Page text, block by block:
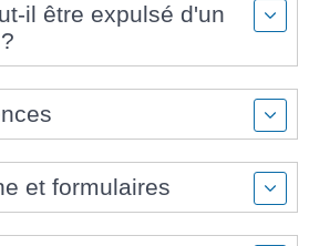
il être expulsé d'un
et formulaires